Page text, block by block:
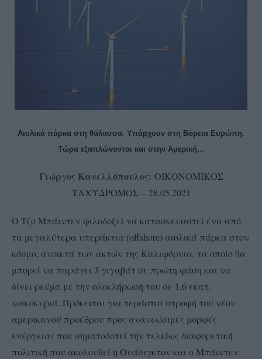
Αιολικά πάρκα στη θάλασσα. Υπάρχουν στη Βόρεια Ευρώπη.
Τώρα εξαπλώνονται και στην Αμερική…
Γιώργος Κανελλόπουλος: ΟΙΚΟΝΟΜΙΚΟΣ
ΤΑΧΥΔΡΟΜΟΣ – 28.05.2021
Ο Τζο Μπάιντεν φιλοδοξεί να κατασκευαστεί ένα από
τα μεγαλύτερα υπεράκτια (offshore) αιολικά πάρκα στον
κόσμο, ανοικτά των ακτών της Καλιφόρνια, τα οποίο θα
μπορεί να παράγει 3 γιγαβάτ σε πρώτη φάση και να
δίνει ρεύμα με την ολοκλήρωσή του σε 1,6 εκατ.
νοικοκυριά. Πρόκειται για τεράστια στροφή του νέου
αμερικανού προέδρου προς ανανεώσιμες μορφές
ενέργειας που σηματοδοτεί την τελείως διαφορετική
πολιτική που ακολουθεί η Ουάσιγκτον και ο Μπάιντεν